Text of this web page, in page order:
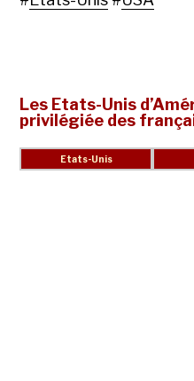
Les Etats-Unis
privilégiée des